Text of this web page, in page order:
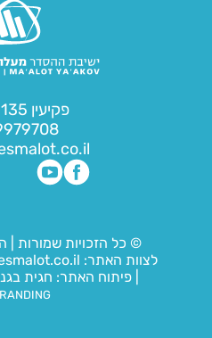
פקיעין 135 מעלות
© כל הזכויות שמורות
לצוות האתר:
|פיתוח האתר: חגית